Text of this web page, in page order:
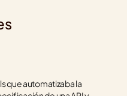
que automatizaba la